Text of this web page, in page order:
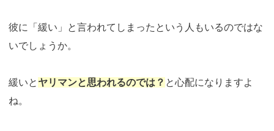
彼に「緩い」と言われてしまったという人もいるのではな
いでしょうか。
緩いと ヤリマンと思われるのでは？ と心配になりますよ
ね。